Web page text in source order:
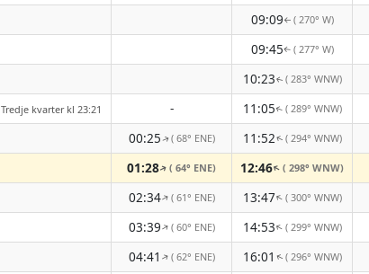
09:09↑ ( 270° W)
09:45↑ ( 277° W)
10:23↑( 283° WNW)
Tredje kvarter kl 23:21 - 11:05↑( 289° WNW)
00:25↑( 68° ENE) 11:52↑( 294° WNW)
01:28↑( 64° ENE) 12:46↑( 298° WNW)
02:34↑( 61° ENE) 13:47↑( 300° WNW)
03:39↑( 60° ENE) 14:53↑( 299° WNW)
04:41 ↑( 62° ENE) 16:01 ↑( 296° WNW)